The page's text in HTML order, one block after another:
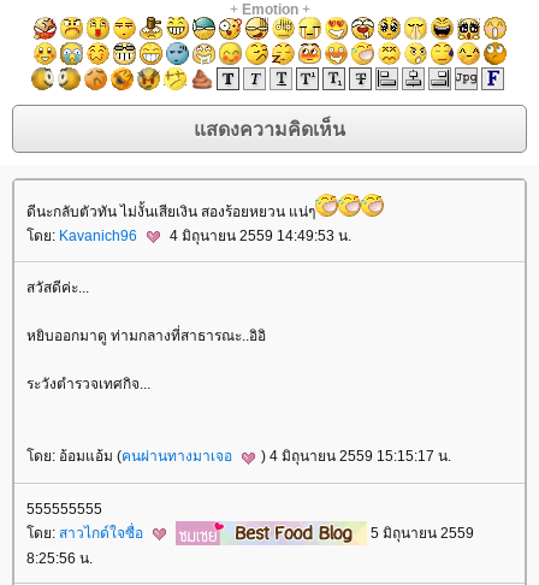
+ Emotion+
ดีนะกลับตัวทัน ไม่งั้นเสียเงิน สองร้อยหยวน แน่ๆ
ดย: Kavanich96 4 มิถุนายน 2559 14:49:53 น.
สวัสดีค่ะ...
หยิบออกมาดู ท่ามกลางที่สาธารณะ..อิอิ
ระวังตำรวจเทศกิจ...
ดย: อ้อมแอ้ม (คนผ่านทางมาเจอ ) 4 มิถุนายน 2559 15:15:17 น.
555555555
ดย: สาวไกด์ใจซื่อ
5 มิถุนายน 2559
8:25:56 น.